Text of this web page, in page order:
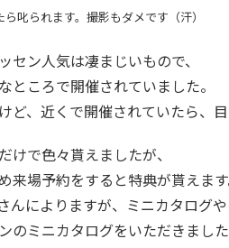
叱られます。撮影もダメです（汗）
セン人気は凄まじいもので、
ところで開催されていました。
ど、近くで開催されていたら、
けで色々貰えましたが、
来場予約をすると特典が貰えます
んによりますが、ミニカタログ
のミニカタログをいただきました